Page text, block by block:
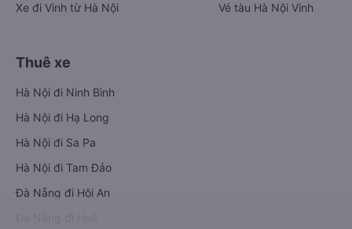
Xe đi Vinh từ Hà Nội
Vé tàu Hà Nội Vinh
Thuê xe
Hà Nội đi Ninh Bình
Hà Nội đi Hạ Long
Hà Nội đi Sa Pa
Hà Nội đi Tam Đảo
Đà Nẵng đi Hội An